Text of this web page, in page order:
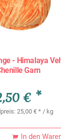
- Himalaya
Garn
€ *
25,00 € * / kg
In den